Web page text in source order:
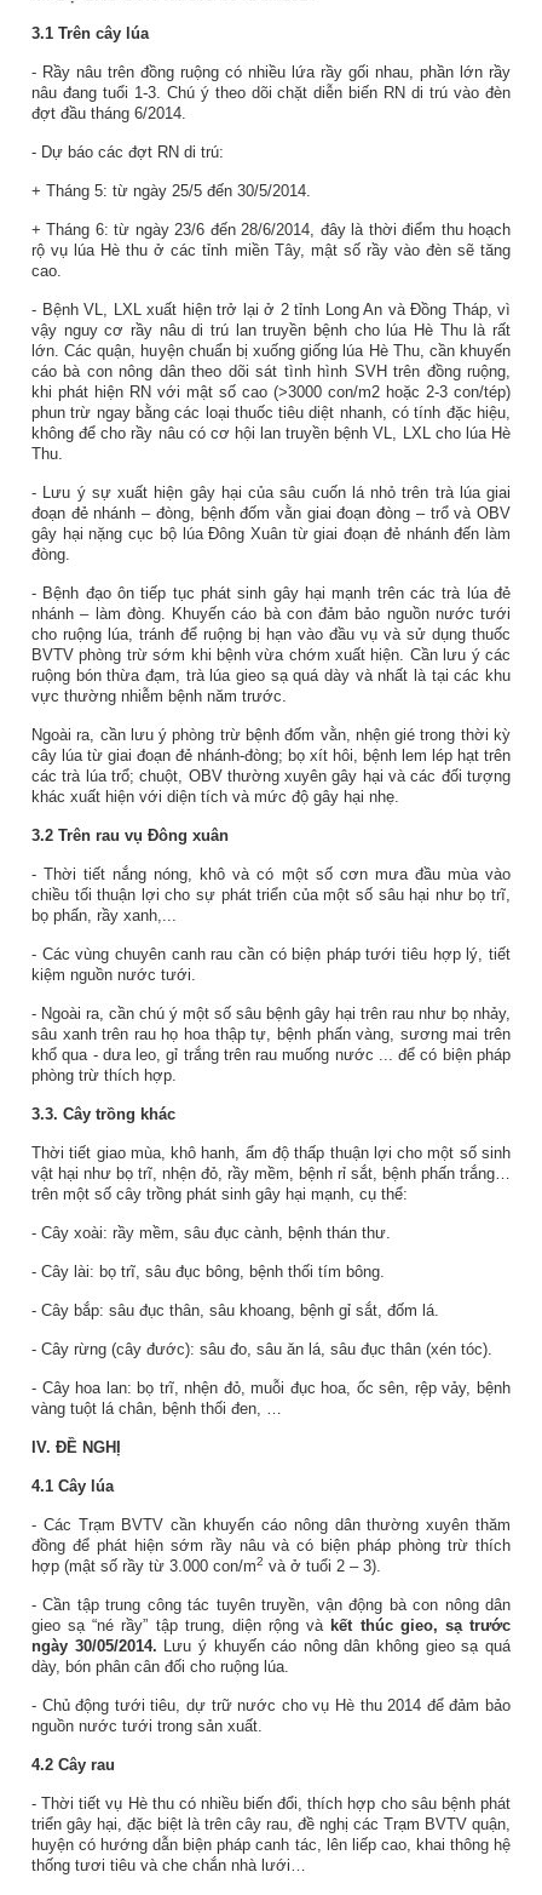
3.1 Trên cây lúa
- Rầy nâu trên đồng ruộng có nhiều lứa rầy gối nhau, phần lớn rầy
nâu đang tuổi 1-3. Chú ý theo dõi chặt diễn biến RN di trú vào đèn
đợt đầu tháng 6/2014.
- Dự báo các đợt RN di trú:
+ Tháng 5: từ ngày 25/5 đến 30/5/2014.
+ Tháng 6: từ ngày 23/6 đến 28/6/2014, đây là thời điểm thu hoạch
rộ vụ lúa Hè thu ở các tỉnh miền Tây, mật số rầy vào đèn sẽ tăng
cao.
- Bệnh VL, LXL xuất hiện trở lại ở 2 tỉnh Long An và Đồng Tháp, vì
vậy nguy cơ rầy nâu di trú lan truyền bệnh cho lúa Hè Thu là rất
lớn. Các quận, huyện chuẩn bị xuống giống lúa Hè Thu, cần khuyến
cáo bà con nông dân theo dõi sát tình hình SVH trên đồng ruộng,
khi phát hiện RN với mật số cao (>3000 con/m2 hoặc 2-3 con/tép)
phun trừ ngay bằng các loại thuốc tiêu diệt nhanh, có tính đặc hiệu,
không để cho rầy nâu có cơ hội lan truyền bệnh VL, LXL cho lúa Hè
Thu.
- Lưu ý sự xuất hiện gây hại của sâu cuốn lá nhỏ trên trà lúa giai
đoạn đẻ nhánh – đòng, bệnh đốm vằn giai đoạn đòng – trổ và OBV
gây hại nặng cục bộ lúa Đông Xuân từ giai đoạn đẻ nhánh đến làm
đòng.
- Bệnh đạo ôn tiếp tục phát sinh gây hại mạnh trên các trà lúa đẻ
nhánh – làm đòng. Khuyến cáo bà con đảm bảo nguồn nước tưới
cho ruộng lúa, tránh để ruộng bị hạn vào đầu vụ và sử dụng thuốc
BVTV phòng trừ sớm khi bệnh vừa chớm xuất hiện. Cần lưu ý các
ruộng bón thừa đạm, trà lúa gieo sạ quá dày và nhất là tại các khu
vực thường nhiễm bệnh năm trước.
Ngoài ra, cần lưu ý phòng trừ bệnh đốm vằn, nhện gié trong thời kỳ
cây lúa từ giai đoạn đẻ nhánh-đòng; bọ xít hôi, bệnh lem lép hạt trên
các trà lúa trổ; chuột, OBV thường xuyên gây hại và các đối tượng
khác xuất hiện với diện tích và mức độ gây hại nhẹ.
3.2 Trên rau vụ Đông xuân
- Thời tiết nắng nóng, khô và có một số cơn mưa đầu mùa vào
chiều tối thuận lợi cho sự phát triển của một số sâu hại như bọ trĩ,
bọ phấn, rầy xanh,...
- Các vùng chuyên canh rau cần có biện pháp tưới tiêu hợp lý, tiết
kiệm nguồn nước tưới.
- Ngoài ra, cần chú ý một số sâu bệnh gây hại trên rau như bọ nhảy,
sâu xanh trên rau họ hoa thập tự, bệnh phấn vàng, sương mai trên
khổ qua - dưa leo, gỉ trắng trên rau muống nước ... để có biện pháp
phòng trừ thích hợp.
3.3. Cây trồng khác
Thời tiết giao mùa, khô hanh, ẩm độ thấp thuận lợi cho một số sinh
vật hại như bọ trĩ, nhện đỏ, rầy mềm, bệnh rỉ sắt, bệnh phấn trắng…
trên một số cây trồng phát sinh gây hại mạnh, cụ thể:
- Cây xoài: rầy mềm, sâu đục cành, bệnh thán thư.
- Cây lài: bọ trĩ, sâu đục bông, bệnh thối tím bông.
- Cây bắp: sâu đục thân, sâu khoang, bệnh gỉ sắt, đốm lá.
- Cây rừng (cây đước): sâu đo, sâu ăn lá, sâu đục thân (xén tóc).
- Cây hoa lan: bọ trĩ, nhện đỏ, muỗi đục hoa, ốc sên, rệp vảy, bệnh
vàng tuột lá chân, bệnh thối đen, …
IV. ĐỀ NGHỊ
4.1 Cây lúa
- Các Trạm BVTV cần khuyến cáo nông dân thường xuyên thăm
đồng để phát hiện sớm rầy nâu và có biện pháp phòng trừ thích
hợp (mật số rầy từ 3.000 con/m­2 và ở tuổi 2 – 3).
- Cần tập trung công tác tuyên truyền, vận động bà con nông dân
gieo sạ “né rầy” tập trung, diện rộng và kết thúc gieo, sạ trước
ngày 30/05/2014. Lưu ý khuyến cáo nông dân không gieo sạ quá
dày, bón phân cân đối cho ruộng lúa.
- Chủ động tưới tiêu, dự trữ nước cho vụ Hè thu 2014 để đảm bảo
nguồn nước tưới trong sản xuất.
4.2 Cây rau
- Thời tiết vụ Hè thu có nhiều biến đổi, thích hợp cho sâu bệnh phát
triển gây hại, đặc biệt là trên cây rau, đề nghị các Trạm BVTV quận,
huyện có hướng dẫn biện pháp canh tác, lên liếp cao, khai thông hệ
thống tươi tiêu và che chắn nhà lưới…